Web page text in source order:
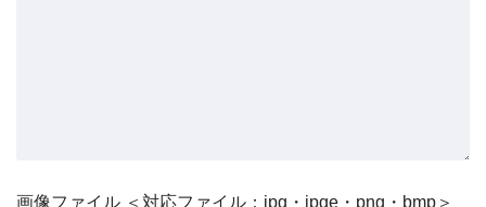
画像ファイル ＜対応ファイル：jpg・jpge・png・bmp＞